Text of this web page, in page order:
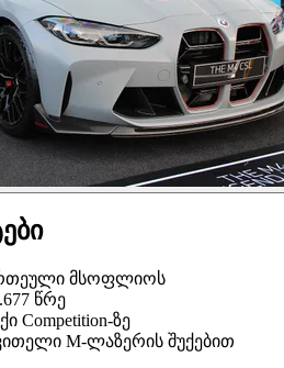
მსოფლიოს
წრე
Competition-ზე
M-ლაზერის შუქებით